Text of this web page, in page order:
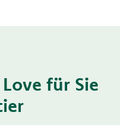
für Sie